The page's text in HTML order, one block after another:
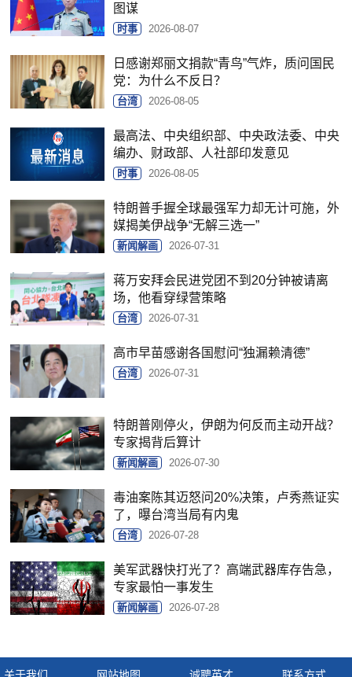
图谋
时事 2026-08-07
日感谢郑丽文捐款“青鸟”气炸，质问国民
党：为什么不反日？
台湾 2026-08-05
最高法、中央组织部、中央政法委、中央
编办、财政部、人社部印发意见
时事 2026-08-05
特朗普手握全球最强军力却无计可施，外
媒揭美伊战争“无解三选一”
新闻解画 2026-07-31
蒋万安拜会民进党团不到20分钟被请离
场，他看穿绿营策略
台湾 2026-07-31
高市早苗感谢各国慰问“独漏赖清德”
台湾 2026-07-31
特朗普刚停火，伊朗为何反而主动开战？
专家揭背后算计
新闻解画 2026-07-30
毒油案陈其迈怒问20%决策，卢秀燕证实
了，曝台湾当局有内鬼
台湾 2026-07-28
美军武器快打光了？高端武器库存告急，
专家最怕一事发生
新闻解画 2026-07-28